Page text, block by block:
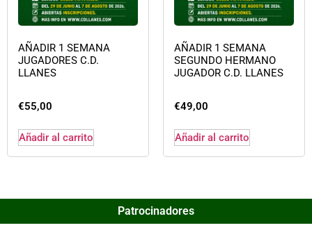
AÑADIR 1 SEMANA
JUGADORES C.D.
LLANES
€55,00
Añadir al carrito
AÑADIR 1 SEMANA
SEGUNDO HERMANO
JUGADOR C.D. LLANES
€49,00
Añadir al carrito
Patrocinadores